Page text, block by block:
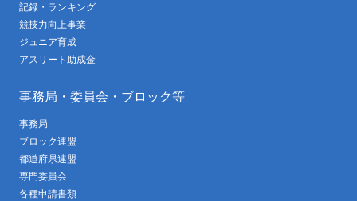
記録・ランキング
競技力向上事業
ジュニア育成
アスリート助成金
事務局・委員会・ブロック等
事務局
ブロック連盟
都道府県連盟
専門委員会
各種申請書類